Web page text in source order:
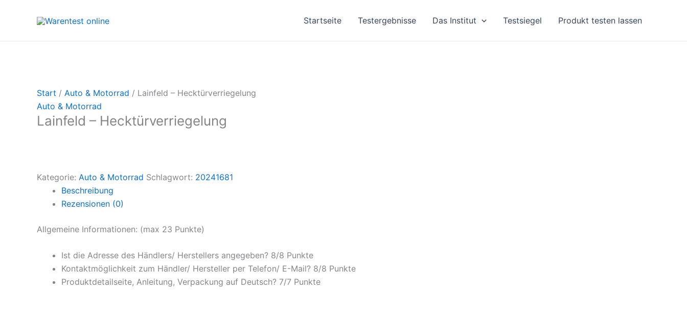
Startseite Testergebnisse Das Institut Testsiegel Produkt testen lassen
Start / Auto & Motorrad / Lainfeld – Hecktürverriegelung
Auto & Motorrad
Lainfeld – Hecktürverriegelung
Kategorie: Auto & Motorrad Schlagwort: 20241681
Beschreibung
Rezensionen (0)
Allgemeine Informationen: (max 23 Punkte)
Ist die Adresse des Händlers/ Herstellers angegeben? 8/8 Punkte
Kontaktmöglichkeit zum Händler/ Hersteller per Telefon/ E-Mail? 8/8 Punkte
Produktdetailseite, Anleitung, Verpackung auf Deutsch? 7/7 Punkte